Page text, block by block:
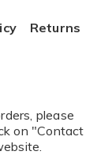
Returns
please
on "Contact